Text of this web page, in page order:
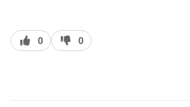
J’aime
0
J’aime
pas
0